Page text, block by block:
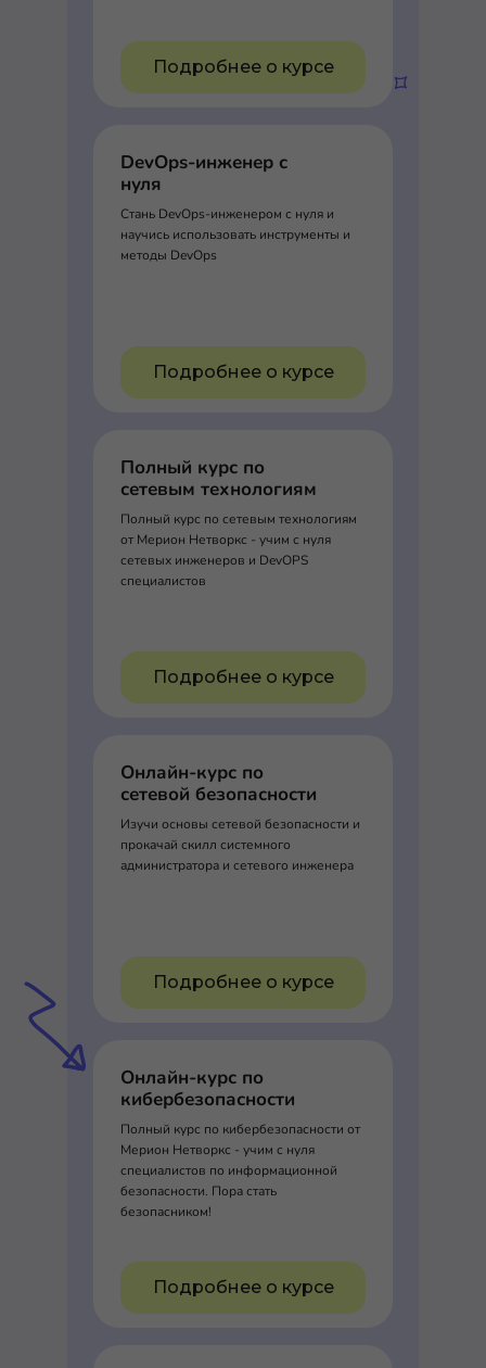
Подробнее о курсе
DevOps-инженер с
нуля
Стань DevOps-инженером с нуля и
научись использовать инструменты и
методы DevOps
Подробнее о курсе
Полный курс по
сетевым технологиям
Полный курс по сетевым технологиям
от Мерион Нетворкс - учим с нуля
сетевых инженеров и DevOPS
специалистов
Подробнее о курсе
Онлайн-курс по
сетевой безопасности
Изучи основы сетевой безопасности и
прокачай скилл системного
администратора и сетевого инженера
Подробнее о курсе
Онлайн-курс по
кибербезопасности
Полный курс по кибербезопасности от
Мерион Нетворкс - учим с нуля
специалистов по информационной
безопасности. Пора стать
безопасником!
Подробнее о курсе